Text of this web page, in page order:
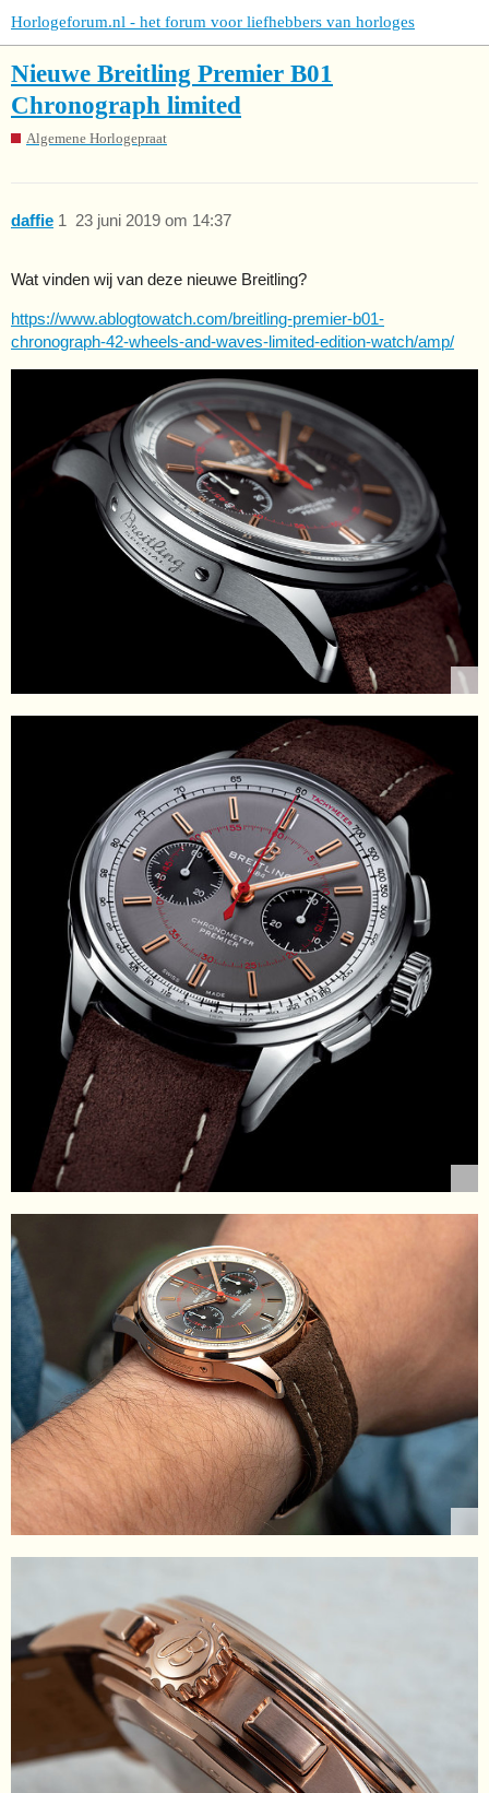
Horlogeforum.nl - het forum voor liefhebbers van horloges
Nieuwe Breitling Premier B01
Chronograph limited
Algemene Horlogepraat
daffie 23 juni 2019 om 14:37
1
Wat vinden wij van deze nieuwe Breitling?
https://www.ablogtowatch.com/breitling-premier-b01-
chronograph-42-wheels-and-waves-limited-edition-watch/amp/